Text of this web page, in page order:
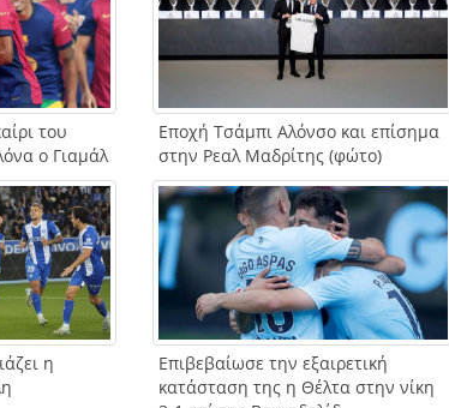
του
ο Γιαμάλ
Εποχή Τσάμπι Αλόνσο και επίσημα
στην Ρεαλ Μαδρίτης (φώτο)
η
Επιβεβαίωσε την εξαιρετική
κατάσταση της η Θέλτα στην νίκη